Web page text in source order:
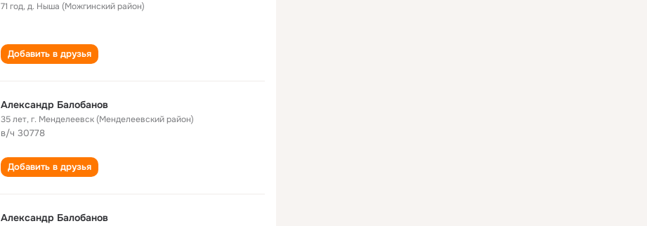
71 год,д. Ныша (Можгинский район)
Добавить в друзья
Александр Балобанов
35 лет,г. Менделеевск (Менделеевский район)
в/ч 30778
Добавить в друзья
Александр Балобанов